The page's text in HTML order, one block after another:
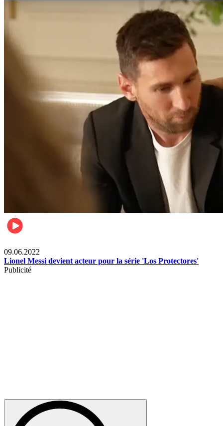
09.06.2022
Lionel Messi devient acteur pour la série 'Los Protectores'
Publicité